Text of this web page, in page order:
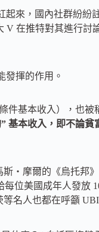
起來，國內社群紛
V 在推特對其進行討
發揮的作用。
件基本收入），也被
基本收入，即不論
・摩爾的《烏托邦
位美國成年人發放
名人也都在呼籲 UBI